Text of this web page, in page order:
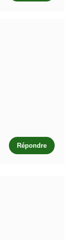
Répondre